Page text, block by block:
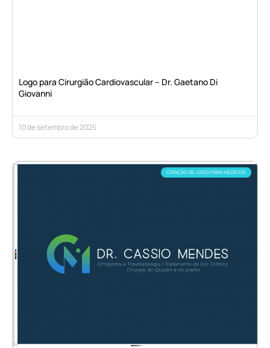
Logo para Cirurgião Cardiovascular – Dr. Gaetano Di
Giovanni
10 de setembro de 2025
CRIAÇÃO DE LOGO PARA MÉDICOS